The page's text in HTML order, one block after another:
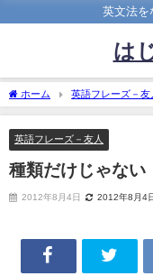
英文法を
は
ホーム 英語フレーズ－友
英語フレーズ－友人
種類だけじゃない
2012年8月4日 2012年8月4